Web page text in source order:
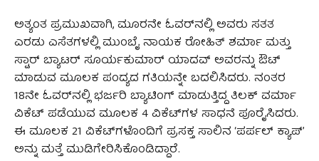
ಅತ್ಯಂತ ಪ್ರಮುಖವಾಗಿ, ಮೂರನೇ ಓವರ್‌ನಲ್ಲಿ ಅವರು ಸತತ
ಎರಡು ಎಸೆತಗಳಲ್ಲಿ ಮುಂಬೈ ನಾಯಕ ರೋಹಿತ್ ಶರ್ಮಾ ಮತ್ತು
ಸ್ಟಾರ್ ಬ್ಯಾಟರ್ ಸೂರ್ಯಕುಮಾರ್ ಯಾದವ್ ಅವರನ್ನು ಔಟ್
ಮಾಡುವ ಮೂಲಕ ಪಂದ್ಯದ ಗತಿಯನ್ನೇ ಬದಲಿಸಿದರು. ನಂತರ
18ನೇ ಓವರ್‌ನಲ್ಲಿ ಭರ್ಜರಿ ಬ್ಯಾಟಿಂಗ್ ಮಾಡುತ್ತಿದ್ದ ತಿಲಕ್ ವರ್ಮಾ
ವಿಕೆಟ್ ಪಡೆಯುವ ಮೂಲಕ 4 ವಿಕೆಟ್‌ಗಳ ಸಾಧನೆ ಪೂರೈಸಿದರು.
ಈ ಮೂಲಕ 21 ವಿಕೆಟ್‌ಗಳೊಂದಿಗೆ ಪ್ರಸಕ್ತ ಸಾಲಿನ ‘ಪರ್ಪಲ್ ಕ್ಯಾಪ್’
ಅನ್ನು ಮತ್ತೆ ಮುಡಿಗೇರಿಸಿಕೊಂಡಿದ್ದಾರೆ.